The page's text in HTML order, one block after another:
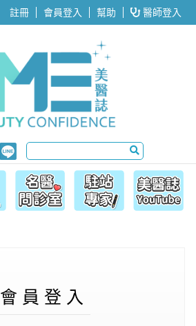
註冊 會員登入 幫助 醫師登入
會 員 登 入